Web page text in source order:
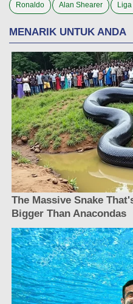
Ronaldo Alan Shearer